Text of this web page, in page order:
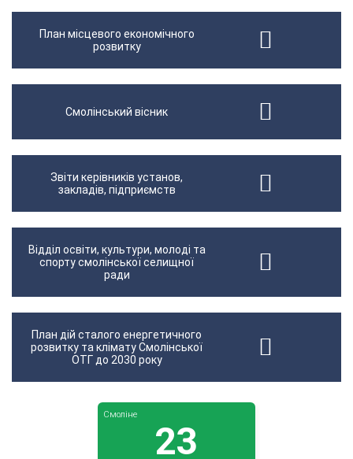
План місцевого економічного
розвитку
Смолінський вісник
Звіти керівників установ,
закладів, підприємств
Відділ освіти, культури, молоді та
спорту смолінської селищної
ради
План дій сталого енергетичного
розвитку та клімату Смолінської
ОТГ до 2030 року